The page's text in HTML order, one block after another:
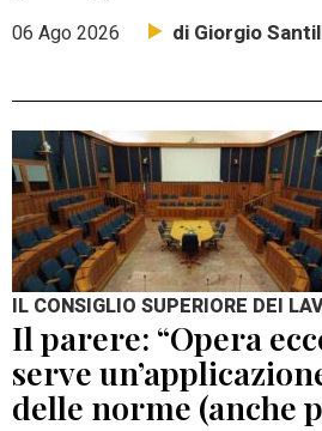
06 Ago 2026 di Giorgio
IL CONSIGLIO SUPERIORE DEI
Il parere: “Opera
serve
delle norme (anche